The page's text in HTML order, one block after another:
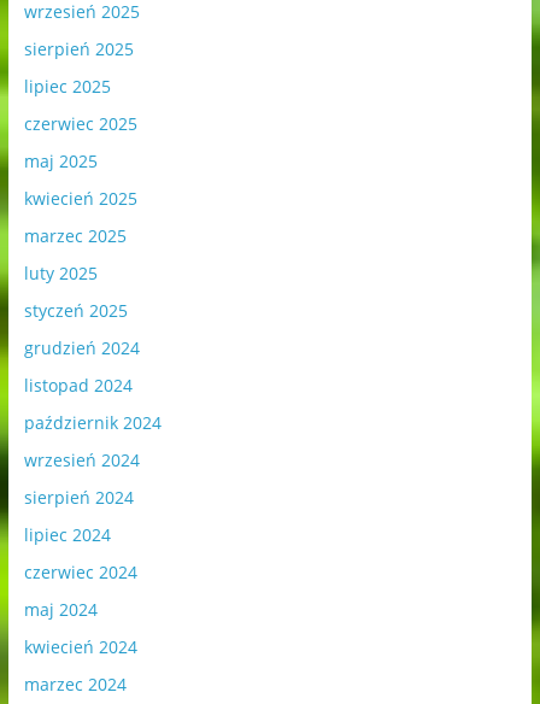
wrzesień 2025
sierpień 2025
lipiec 2025
czerwiec 2025
maj 2025
kwiecień 2025
marzec 2025
luty 2025
styczeń 2025
grudzień 2024
listopad 2024
październik 2024
wrzesień 2024
sierpień 2024
lipiec 2024
czerwiec 2024
maj 2024
kwiecień 2024
marzec 2024